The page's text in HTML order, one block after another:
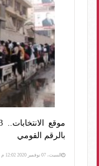
بالرقم القومي
السبت، 07 نوفمبر 2020 12:02 م